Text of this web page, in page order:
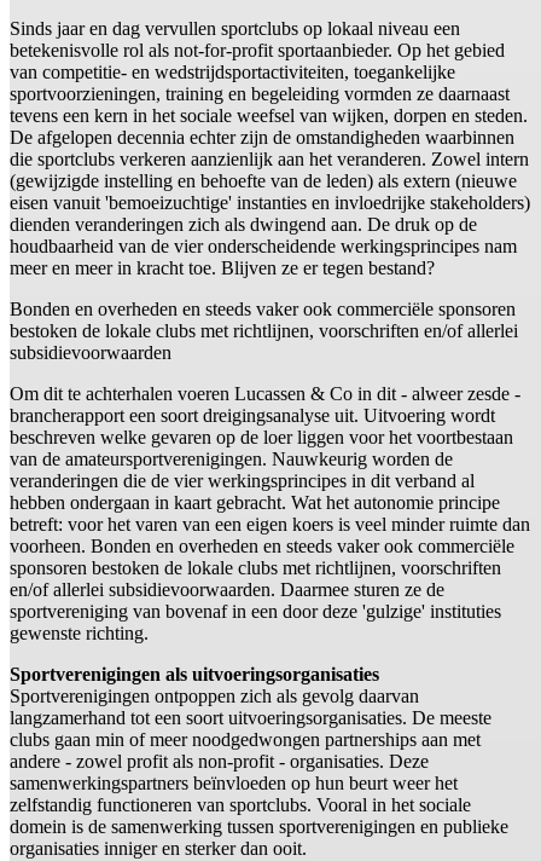
Sinds jaar en dag vervullen sportclubs op lokaal niveau een
betekenisvolle rol als not-for-profit sportaanbieder. Op het gebied
van competitie- en wedstrijdsportactiviteiten, toegankelijke
sportvoorzieningen, training en begeleiding vormden ze daarnaast
tevens een kern in het sociale weefsel van wijken, dorpen en steden.
De afgelopen decennia echter zijn de omstandigheden waarbinnen
die sportclubs verkeren aanzienlijk aan het veranderen. Zowel intern
(gewijzigde instelling en behoefte van de leden) als extern (nieuwe
eisen vanuit 'bemoeizuchtige' instanties en invloedrijke stakeholders)
dienden veranderingen zich als dwingend aan. De druk op de
houdbaarheid van de vier onderscheidende werkingsprincipes nam
meer en meer in kracht toe. Blijven ze er tegen bestand?
Bonden en overheden en steeds vaker ook commerciële sponsoren
bestoken de lokale clubs met richtlijnen, voorschriften en/of allerlei
subsidievoorwaarden
Om dit te achterhalen voeren Lucassen & Co in dit - alweer zesde -
brancherapport een soort dreigingsanalyse uit. Uitvoering wordt
beschreven welke gevaren op de loer liggen voor het voortbestaan
van de amateursportverenigingen. Nauwkeurig worden de
veranderingen die de vier werkingsprincipes in dit verband al
hebben ondergaan in kaart gebracht. Wat het autonomie principe
betreft: voor het varen van een eigen koers is veel minder ruimte dan
voorheen. Bonden en overheden en steeds vaker ook commerciële
sponsoren bestoken de lokale clubs met richtlijnen, voorschriften
en/of allerlei subsidievoorwaarden. Daarmee sturen ze de
sportvereniging van bovenaf in een door deze 'gulzige' instituties
gewenste richting.
Sportverenigingen als uitvoeringsorganisaties
Sportverenigingen ontpoppen zich als gevolg daarvan
langzamerhand tot een soort uitvoeringsorganisaties. De meeste
clubs gaan min of meer noodgedwongen partnerships aan met
andere - zowel profit als non-profit - organisaties. Deze
samenwerkingspartners beïnvloeden op hun beurt weer het
zelfstandig functioneren van sportclubs. Vooral in het sociale
domein is de samenwerking tussen sportverenigingen en publieke
organisaties inniger en sterker dan ooit.